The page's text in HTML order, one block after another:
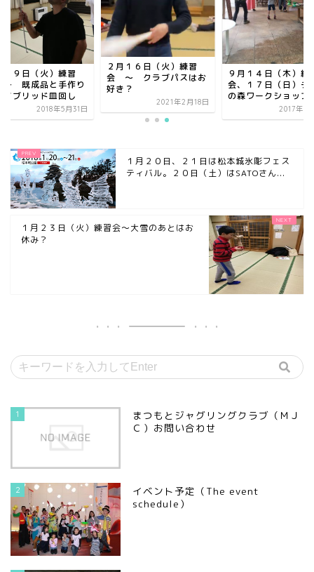
２９日（火）練習
既成品と手作り
イブリッド皿回し
2018年5月31日
２月１６日（火）練習
会 ～ クラブパスはお
好き？
2021年2月18日
９月１４日（木）練
会、１７日（日）チ
の森ワークショップ
2017年9
１月２０日、２１日は松本城氷彫フェス
ティバル。２０日（土）はSATOさん...
１月２３日（火）練習会～大雪のあとはお
休み？
1
まつもとジャグリングクラブ（ＭＪ
Ｃ）お問い合わせ
2
イベント予定（The event
schedule）